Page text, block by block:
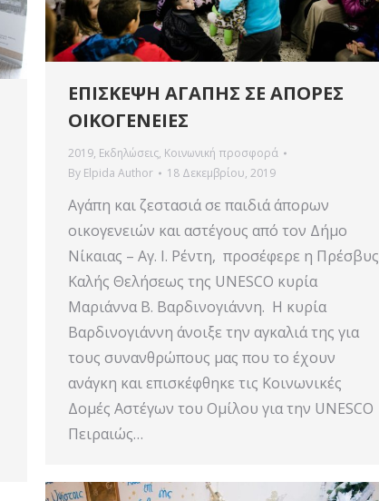
ΕΠΙΣΚΕΨΗ ΑΓΑΠΗΣ ΣΕ ΑΠΟΡΕΣ
ΟΙΚΟΓΕΝΕΙΕΣ
2019, Εκδηλώσεις, Κοινωνική προσφορά
By Elpida Author 18 Δεκεμβρίου, 2019
Αγάπη και ζεστασιά σε παιδιά άπορων
οικογενειών και αστέγους από τον Δήμο
Νίκαιας – Αγ. Ι. Ρέντη, προσέφερε η Πρέσβυς
Καλής Θελήσεως της UNESCO κυρία
Μαριάννα Β. Βαρδινογιάννη. Η κυρία
Βαρδινογιάννη άνοιξε την αγκαλιά της για
τους συνανθρώπους μας που το έχουν
ανάγκη και επισκέφθηκε τις Κοινωνικές
Δομές Αστέγων του Ομίλου για την UNESCO
Πειραιώς…